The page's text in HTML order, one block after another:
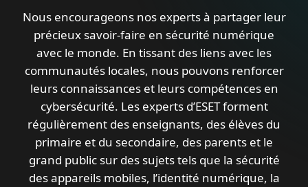
Nous encourageons nos experts à partager leur
précieux savoir-faire en sécurité numérique
avec le monde. En tissant des liens avec les
communautés locales, nous pouvons renforcer
leurs connaissances et leurs compétences en
cybersécurité. Les experts d’ESET forment
régulièrement des enseignants, des élèves du
primaire et du secondaire, des parents et le
grand public sur des sujets tels que la sécurité
des appareils mobiles, l’identité numérique, la